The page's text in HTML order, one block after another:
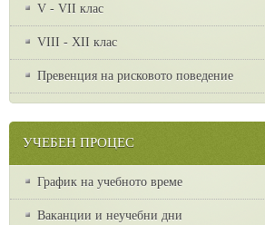
V - VII клас
VІІІ - ХІІ клас
Превенция на рисковото поведение
УЧЕБЕН ПРОЦЕС
График на учебното време
Ваканции и неучебни дни